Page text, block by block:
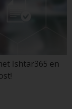
Ishtar365 en